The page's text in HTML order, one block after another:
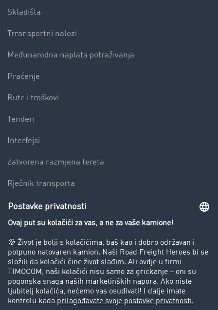
Skladišta
Trransportni nalozi
Međunarodna naplata potraživanja
Praćenje
Rute i troškovi
Tenderi
Interfejsi
Zatvorena razmjena tereta
Rječnik transporta
Preduzeće
Success Stories
Korisnici preporučuju korisnike
Blog
Zabrane vožnje za kamione